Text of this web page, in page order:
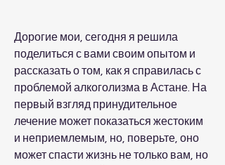
Дорогие мои, сегодня я решила
поделиться с вами своим опытом и
рассказать о том, как я справилась с
проблемой алкоголизма в Астане. На
первый взгляд принудительное
лечение может показаться жестоким
и неприемлемым, но, поверьте, оно
может спасти жизнь не только вам, но